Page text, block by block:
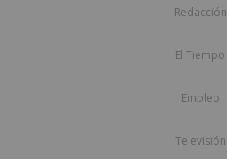
Redacción
El Tiempo
Empleo
Televisión